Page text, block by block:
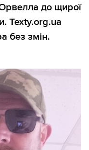
до щирої
Texty.org.ua
без змін.